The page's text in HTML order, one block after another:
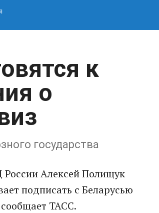
к
о
государства
Алексей Полищук
подписать с Беларусью
ТАСС.